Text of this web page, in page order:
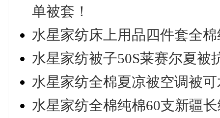
单被套！
水星家纺床上用品四件套全
水星家纺被子50S莱赛尔夏被
水星家纺全棉夏凉被空调被
水星家纺全棉纯棉60支新疆